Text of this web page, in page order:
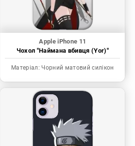
Apple iPhone 11
Чохол "Наймана вбивця (Yor)"
Матеріал: Чорний матовий силікон